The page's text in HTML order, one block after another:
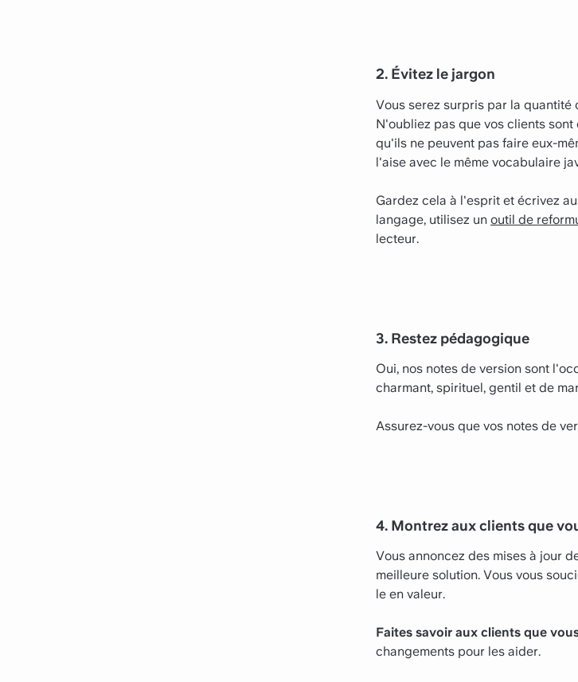
2. Évitez le jargon
Vous serez surpris par la quantité
N'oubliez pas que vos clients
qu'ils ne peuvent pas faire eux-
l'aise avec le même vocabulaire
Gardez cela à l'esprit et écrivez
langage, utilisez un outil de
lecteur.
3. Restez pédagogique
Oui, nos notes de version sont
charmant, spirituel, gentil et de
Assurez-vous que vos notes de
4. Montrez aux clients que
Vous annoncez des mises à jour
meilleure solution. Vous vous
le en valeur.
Faites savoir aux clients que
changements pour les aider.